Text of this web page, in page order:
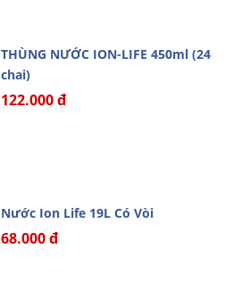
THÙNG NƯỚC ION-LIFE 450ml (24
chai)
122.000 đ
Nước Ion Life 19L Có Vòi
68.000 đ